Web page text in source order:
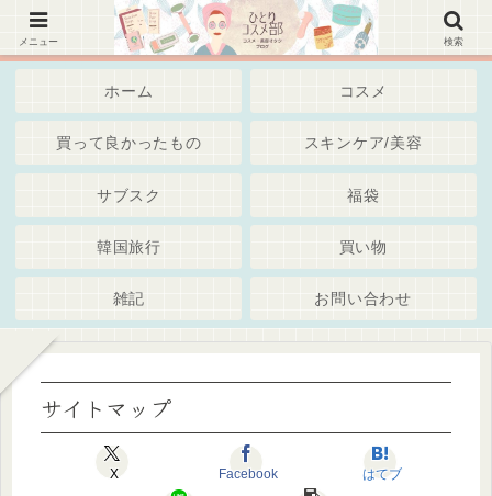
韓国コスメ、美容スキンケア・通販・Iherb・サブスク～綺麗でいたいアラサーアラフォー世代・
独身女子 ブログ
ホーム コスメ
買って良かったもの スキンケア/美容
サブスク 福袋
韓国旅行 買い物
雑記 お問い合わせ
サイトマップ
X Facebook はてブ
メニュー 検索